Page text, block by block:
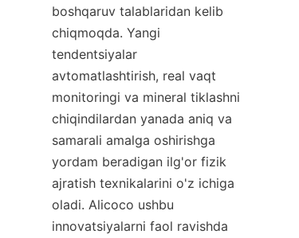
boshqaruv talablaridan kelib
chiqmoqda. Yangi
tendentsiyalar
avtomatlashtirish, real vaqt
monitoringi va mineral tiklashni
chiqindilardan yanada aniq va
samarali amalga oshirishga
yordam beradigan ilg'or fizik
ajratish texnikalarini o'z ichiga
oladi. Alicoco ushbu
innovatsiyalarni faol ravishda